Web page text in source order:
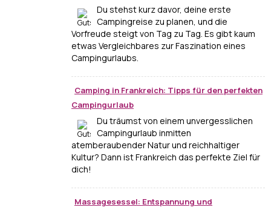
Du stehst kurz davor, deine erste
Campingreise zu planen, und die
Vorfreude steigt von Tag zu Tag. Es gibt kaum
etwas Vergleichbares zur Faszination eines
Campingurlaubs.
Camping in Frankreich: Tipps für den perfekten
Campingurlaub
Du träumst von einem unvergesslichen
Campingurlaub inmitten
atemberaubender Natur und reichhaltiger
Kultur? Dann ist Frankreich das perfekte Ziel für
dich!
Massagesessel: Entspannung und